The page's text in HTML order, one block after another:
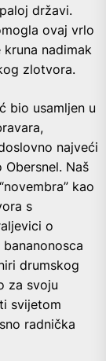
državi.
ovaj vrlo
nadimak
zlotvora.
bio usamljen u
najveći
Obersnel. Naš
kao
s
o
bananonosca
drumskog
za svoju
svijetom
radnička